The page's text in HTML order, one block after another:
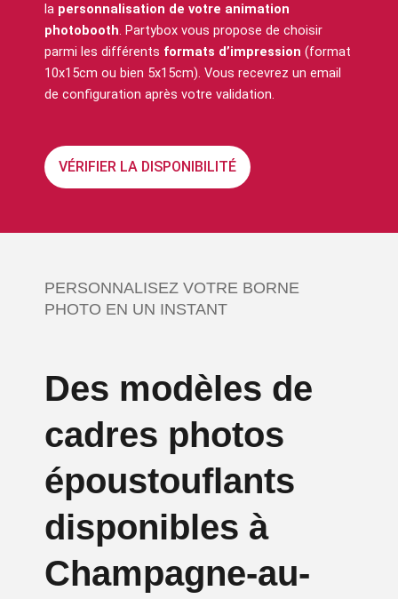
la personnalisation de votre animation
photobooth. Partybox vous propose de choisir
parmi les différents formats d’impression (format
10x15cm ou bien 5x15cm). Vous recevrez un email
de configuration après votre validation.
VÉRIFIER LA DISPONIBILITÉ
PERSONNALISEZ VOTRE BORNE
PHOTO EN UN INSTANT
Des modèles de
cadres photos
époustouflants
disponibles à
Champagne-au-